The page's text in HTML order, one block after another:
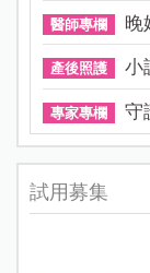
醫師專欄 晚
產後照護 小
專家專欄 守
試用募集